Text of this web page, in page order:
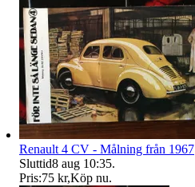
Renault 4 CV - Målning från 1967
Sluttid8 aug 10:35.
Pris:75 kr,Köp nu.